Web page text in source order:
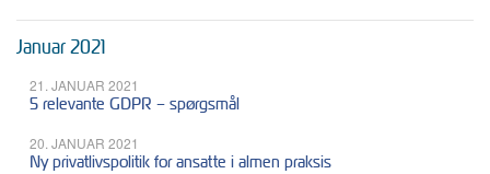
Januar 2021
21. JANUAR 2021
5 relevante GDPR – spørgsmål
20. JANUAR 2021
Ny privatlivspolitik for ansatte i almen praksis